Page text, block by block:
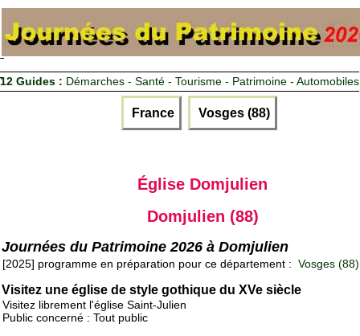
12 Guides : Démarches - Santé - Tourisme - Patrimoine - Automobiles
France Vosges (88)
Église Domjulien
Domjulien (88)
Journées du Patrimoine 2026 à Domjulien
[2025] programme en préparation pour ce département : Vosges (88)
Visitez une église de style gothique du XVe siècle
Visitez librement l'église Saint-Julien
Public concerné : Tout public